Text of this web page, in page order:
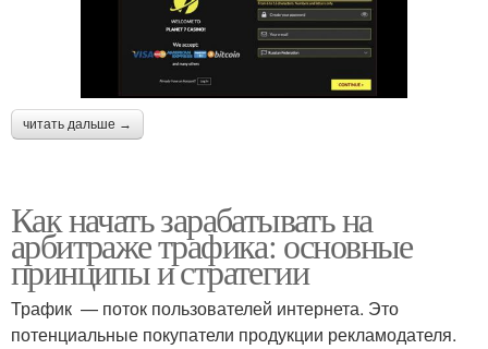
читать дальше →
Как начать зарабатывать на
арбитраже трафика: основные
принципы и стратегии
Трафик — поток пользователей интернета. Это
потенциальные покупатели продукции рекламодателя.